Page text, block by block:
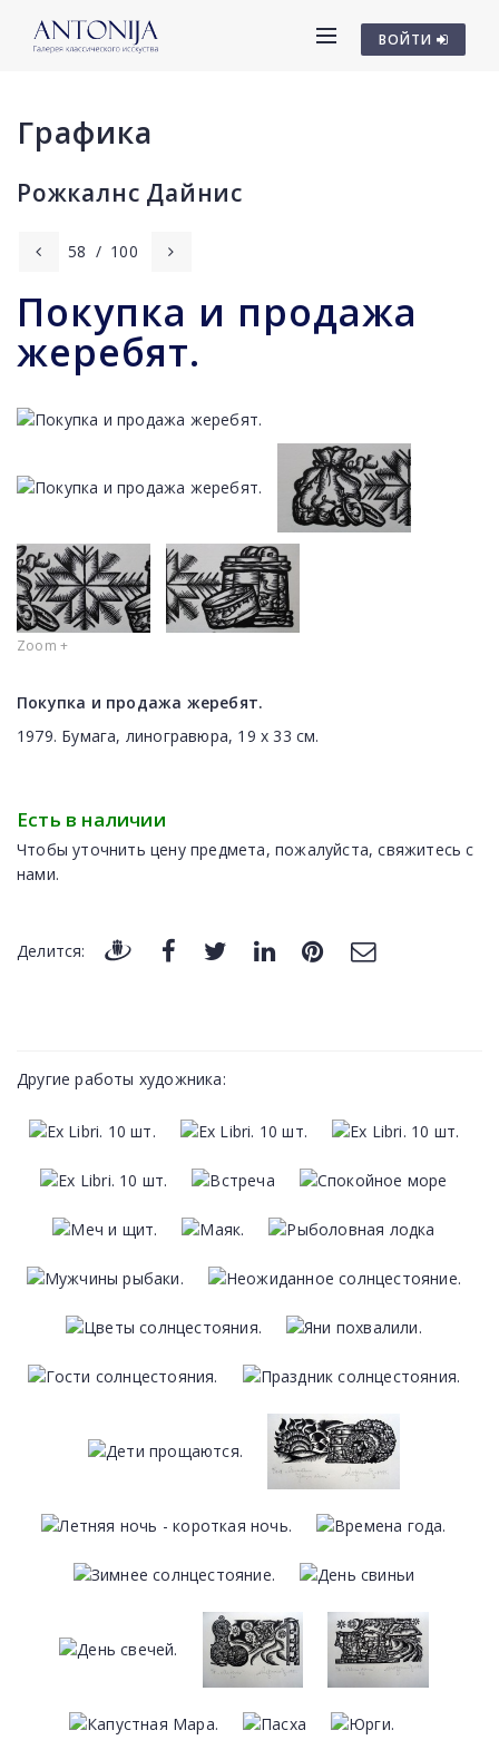
ВОЙТИ
Графика
Рожкалнс Дайниc
58 / 100
Покупка и продажа
жеребят.
Zoom +
Покупка и продажа жеребят.
1979. Бумага, линогравюра, 19 х 33 см.
Есть в наличии
Чтобы уточнить цену предмета, пожалуйста, свяжитесь с
нами.
Делится:
Другие работы художника: